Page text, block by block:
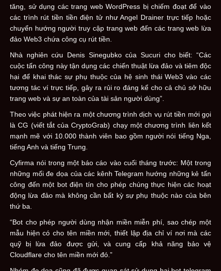
tăng, sử dụng các trang web WordPress bị chiếm đoạt để vào
các trình rút tiền tiền điện tử như Angel Drainer trực tiếp hoặc
chuyển hướng người truy cập trang web đến các trang web lừa
đảo Web3 chứa công cụ rút tiền.
Nhà nghiên cứu Denis Sinegubko của Sucuri cho biết: “Các
cuộc tấn công này tận dụng các chiến thuật lừa đảo và tiêm độc
hại để khai thác sự phụ thuộc của hệ sinh thái Web3 vào các
tương tác ví trực tiếp, gây ra rủi ro đáng kể cho cả chủ sở hữu
trang web và sự an toàn của tài sản người dùng”.
Theo việc phát hiện ra một chương trình dịch vụ rút tiền mới gọi
là CG (viết tắt của CryptoGrab) chạy một chương trình liên kết
mạnh mẽ với 10.000 thành viên bao gồm người nói tiếng Nga,
tiếng Anh và tiếng Trung.
Cyfirma nói trong một báo cáo vào cuối tháng trước: Một trong
những mối đe dọa của các kênh Telegram hướng những kẻ tấn
công đến một bot điện tín cho phép chúng thực hiện các hoạt
động lừa đảo mà không cần bất kỳ sự phụ thuộc nào của bên
thứ ba.
“Bot cho phép người dùng nhận miền miễn phí, sao chép một
mẫu hiện có cho tên miền mới, thiết lập địa chỉ ví nơi mà các
quỹ bị lừa đảo được gửi, và cung cấp khả năng bảo vệ
Cloudflare cho tên miền mới đó.”